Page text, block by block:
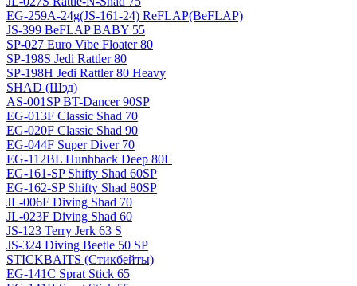
EG-259A-24g(JS-161-24) ReFLAP(BeFLAP)
JS-399 BeFLAP BABY 55
SP-027 Euro Vibe Floater 80
SP-198S Jedi Rattler 80
SP-198H Jedi Rattler 80 Heavy
SHAD (Шэд)
AS-001SP BT-Dancer 90SP
EG-013F Classic Shad 70
EG-020F Classic Shad 90
EG-044F Super Diver 70
EG-112BL Hunhback Deep 80L
EG-161-SP Shifty Shad 60SP
EG-162-SP Shifty Shad 80SP
JL-006F Diving Shad 70
JL-023F Diving Shad 60
JS-123 Terry Jerk 63 S
JS-324 Diving Beetle 50 SP
STICKBAITS (Стикбейты)
EG-141C Sprat Stick 65